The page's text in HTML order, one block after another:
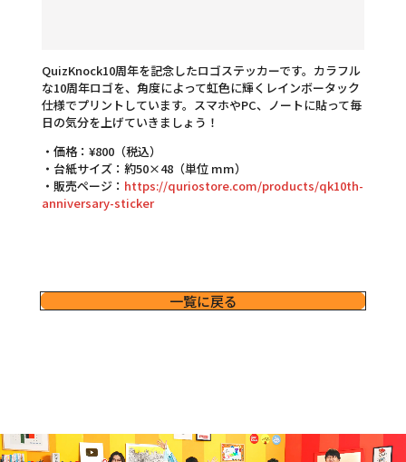
QuizKnock10周年を記念したロゴステッカーです。カラフル
な10周年ロゴを、角度によって虹色に輝くレインボータック
仕様でプリントしています。スマホやPC、ノートに貼って毎
日の気分を上げていきましょう！
・価格：¥800（税込）
・台紙サイズ：約50×48（単位 mm）
・販売ページ： https://quriostore.com/products/qk10th-
anniversary-sticker
一覧に戻る